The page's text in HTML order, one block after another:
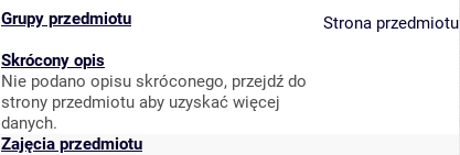
Grupy przedmiotu
Skrócony opis
Nie podano opisu skróconego, przejdź do
strony przedmiotu aby uzyskać więcej
danych.
Strona przedmiotu
Zajęcia przedmiotu